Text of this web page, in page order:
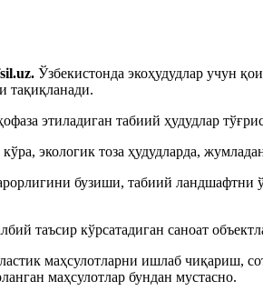
Ўзбекистонда экоҳудудлар учун
тақиқланади.
этиладиган табиий ҳудудлар
экологик тоза ҳудудларда,
бузиши, табиий
таъсир кўрсатадиган саноат
маҳсулотларни ишлаб чиқариш,
маҳсулотлар бундан мустасно.